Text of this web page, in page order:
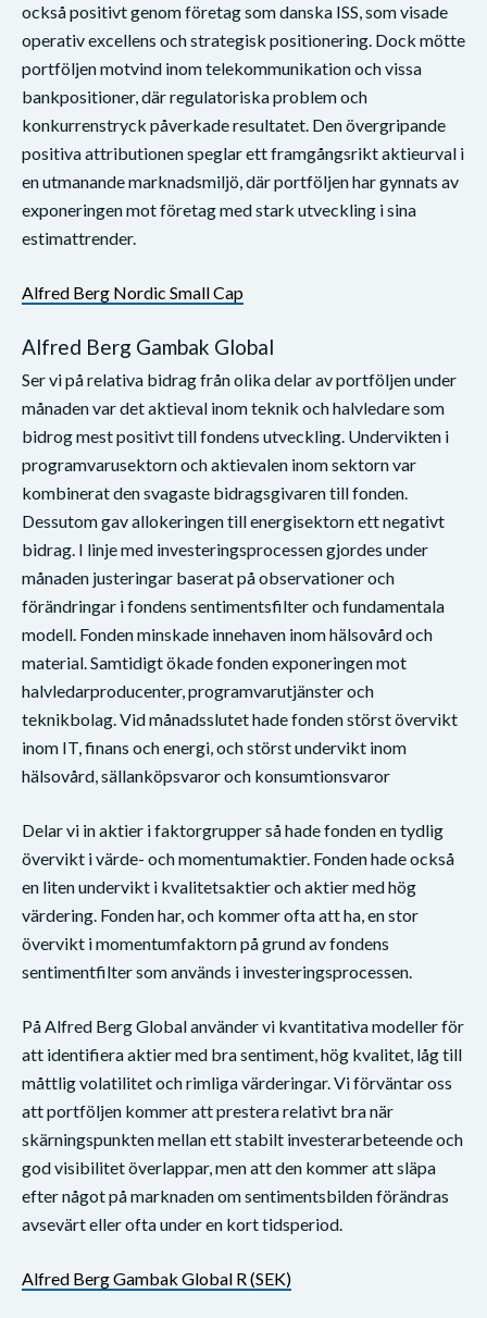
också positivt genom företag som danska ISS, som visade
operativ excellens och strategisk positionering. Dock mötte
portföljen motvind inom telekommunikation och vissa
bankpositioner, där regulatoriska problem och
konkurrenstryck påverkade resultatet. Den övergripande
positiva attributionen speglar ett framgångsrikt aktieurval i
en utmanande marknadsmiljö, där portföljen har gynnats av
exponeringen mot företag med stark utveckling i sina
estimattrender.
Alfred Berg Nordic Small Cap
Alfred Berg Gambak Global
Ser vi på relativa bidrag från olika delar av portföljen under
månaden var det aktieval inom teknik och halvledare som
bidrog mest positivt till fondens utveckling. Undervikten i
programvarusektorn och aktievalen inom sektorn var
kombinerat den svagaste bidragsgivaren till fonden.
Dessutom gav allokeringen till energisektorn ett negativt
bidrag. I linje med investeringsprocessen gjordes under
månaden justeringar baserat på observationer och
förändringar i fondens sentimentsfilter och fundamentala
modell. Fonden minskade innehaven inom hälsovård och
material. Samtidigt ökade fonden exponeringen mot
halvledarproducenter, programvarutjänster och
teknikbolag. Vid månadsslutet hade fonden störst övervikt
inom IT, finans och energi, och störst undervikt inom
hälsovård, sällanköpsvaror och konsumtionsvaror
Delar vi in aktier i faktorgrupper så hade fonden en tydlig
övervikt i värde- och momentumaktier. Fonden hade också
en liten undervikt i kvalitetsaktier och aktier med hög
värdering. Fonden har, och kommer ofta att ha, en stor
övervikt i momentumfaktorn på grund av fondens
sentimentfilter som används i investeringsprocessen.
På Alfred Berg Global använder vi kvantitativa modeller för
att identifiera aktier med bra sentiment, hög kvalitet, låg till
måttlig volatilitet och rimliga värderingar. Vi förväntar oss
att portföljen kommer att prestera relativt bra när
skärningspunkten mellan ett stabilt investerarbeteende och
god visibilitet överlappar, men att den kommer att släpa
efter något på marknaden om sentimentsbilden förändras
avsevärt eller ofta under en kort tidsperiod.
Alfred Berg Gambak Global R (SEK)